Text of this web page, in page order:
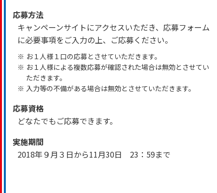
応募方法
キャンペーンサイトにアクセスいただき、応募フォーム
に必要事項をご入力の上、ご応募ください。
※ お１人様１口の応募とさせていただきます。
※ お１人様による複数応募が確認された場合は無効とさせてい
ただきます。
※ 入力等の不備がある場合は無効とさせていただきます。
応募資格
どなたでもご応募できます。
実施期間
2018年９月３日から11月30日 23：59まで